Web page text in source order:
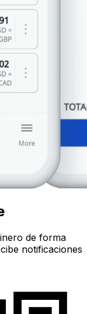
de forma
notificaciones